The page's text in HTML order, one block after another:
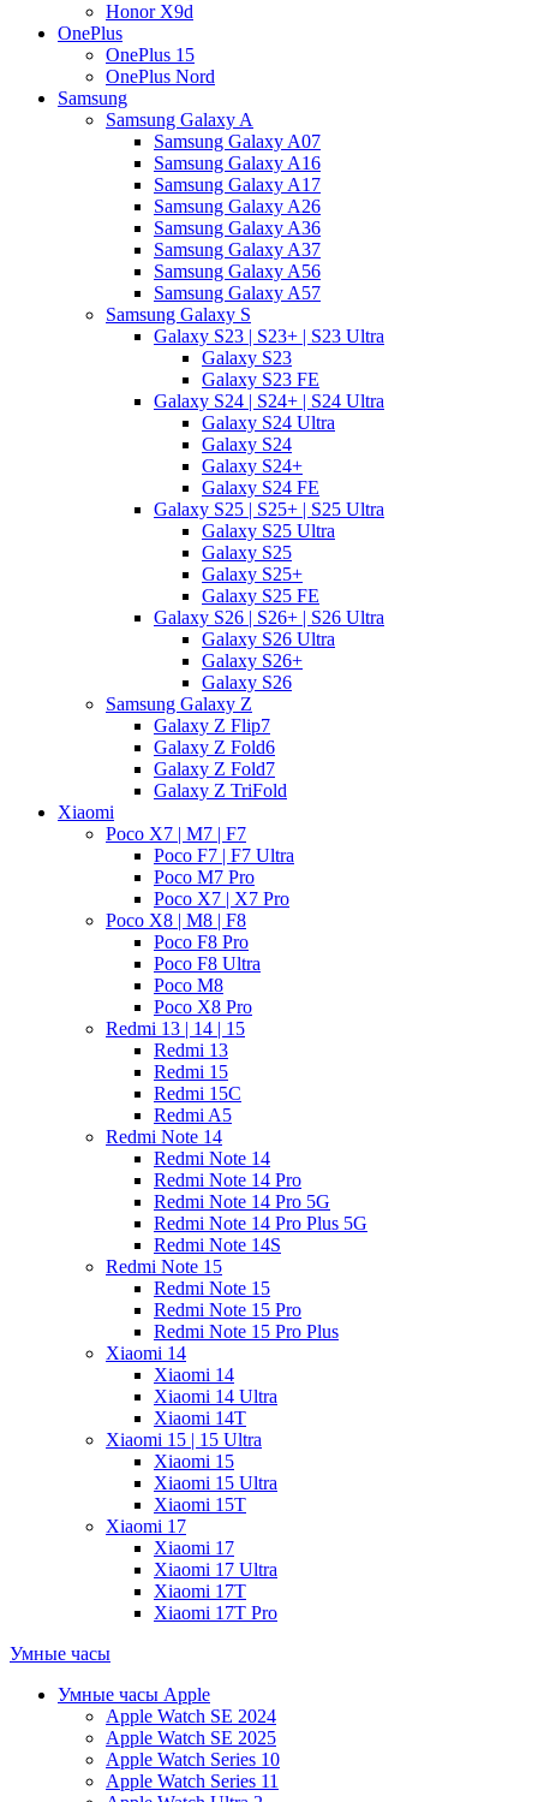
Honor X9d
OnePlus
OnePlus 15
OnePlus Nord
Samsung
Samsung Galaxy A
Samsung Galaxy A07
Samsung Galaxy A16
Samsung Galaxy A17
Samsung Galaxy A26
Samsung Galaxy A36
Samsung Galaxy A37
Samsung Galaxy A56
Samsung Galaxy A57
Samsung Galaxy S
Galaxy S23 | S23+ | S23 Ultra
Galaxy S23
Galaxy S23 FE
Galaxy S24 | S24+ | S24 Ultra
Galaxy S24 Ultra
Galaxy S24
Galaxy S24+
Galaxy S24 FE
Galaxy S25 | S25+ | S25 Ultra
Galaxy S25 Ultra
Galaxy S25
Galaxy S25+
Galaxy S25 FE
Galaxy S26 | S26+ | S26 Ultra
Galaxy S26 Ultra
Galaxy S26+
Galaxy S26
Samsung Galaxy Z
Galaxy Z Flip7
Galaxy Z Fold6
Galaxy Z Fold7
Galaxy Z TriFold
Xiaomi
Poco X7 | M7 | F7
Poco F7 | F7 Ultra
Poco M7 Pro
Poco X7 | X7 Pro
Poco X8 | M8 | F8
Poco F8 Pro
Poco F8 Ultra
Poco M8
Poco X8 Pro
Redmi 13 | 14 | 15
Redmi 13
Redmi 15
Redmi 15C
Redmi A5
Redmi Note 14
Redmi Note 14
Redmi Note 14 Pro
Redmi Note 14 Pro 5G
Redmi Note 14 Pro Plus 5G
Redmi Note 14S
Redmi Note 15
Redmi Note 15
Redmi Note 15 Pro
Redmi Note 15 Pro Plus
Xiaomi 14
Xiaomi 14
Xiaomi 14 Ultra
Xiaomi 14T
Xiaomi 15 | 15 Ultra
Xiaomi 15
Xiaomi 15 Ultra
Xiaomi 15T
Xiaomi 17
Xiaomi 17
Xiaomi 17 Ultra
Xiaomi 17T
Xiaomi 17T Pro
Умные часы
Умные часы Apple
Apple Watch SE 2024
Apple Watch SE 2025
Apple Watch Series 10
Apple Watch Series 11